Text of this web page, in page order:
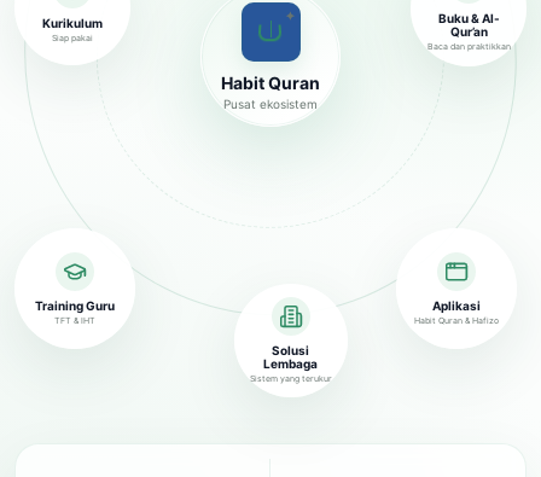
✦
Habit Quran
Pusat ekosistem
Buku & Al-
Qur’an
Baca dan praktikkan
Training Guru
TFT & IHT
Solusi
Lembaga
Sistem yang terukur
Kurikulum
Siap pakai
Aplikasi
Habit Quran & Hafizo